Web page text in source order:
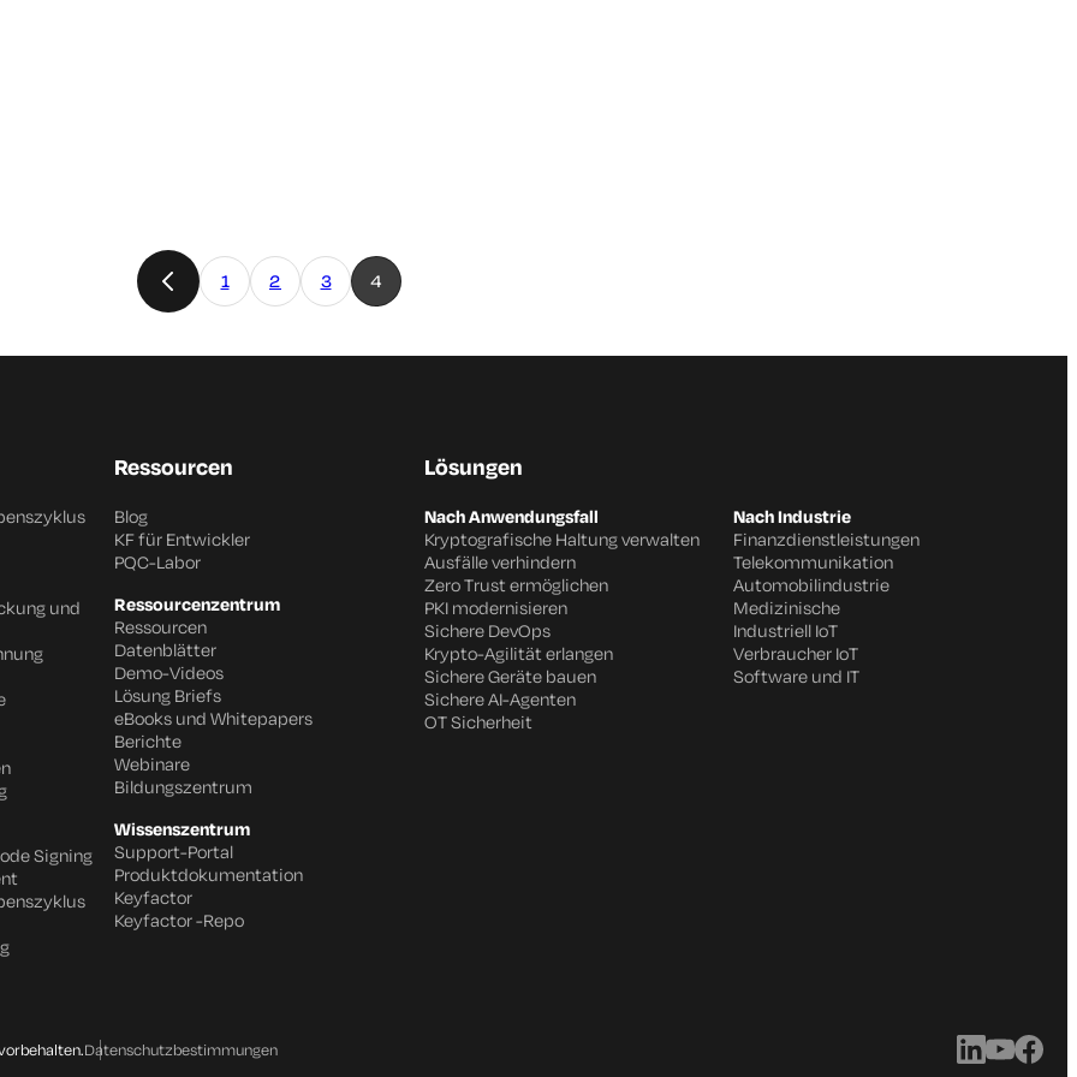
1 2 3 4
und
Signing
Ressourcen
Blog
KF für Entwickler
PQC-Labor
Ressourcenzentrum
Ressourcen
Datenblätter
Demo-Videos
Lösung Briefs
eBooks und Whitepapers
Berichte
Webinare
Bildungszentrum
Wissenszentrum
Support-Portal
Produktdokumentation
Keyfactor
Keyfactor -Repo
Lösungen
Nach Anwendungsfall
Kryptografische Haltung verwalten
Ausfälle verhindern
Zero Trust ermöglichen
PKI modernisieren
Sichere DevOps
Krypto-Agilität erlangen
Sichere Geräte bauen
Sichere AI-Agenten
OT Sicherheit
Nach Industrie
Finanzdienstleistungen
Telekommunikation
Automobilindustrie
Medizinische
Industriell IoT
Verbraucher IoT
Software und IT
Datenschutzbestimmungen